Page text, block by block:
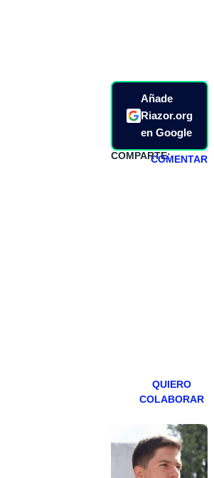
Añade
Riazor.org
en Google
COMPARTE:COMENTAR
QUIERO
COLABORAR